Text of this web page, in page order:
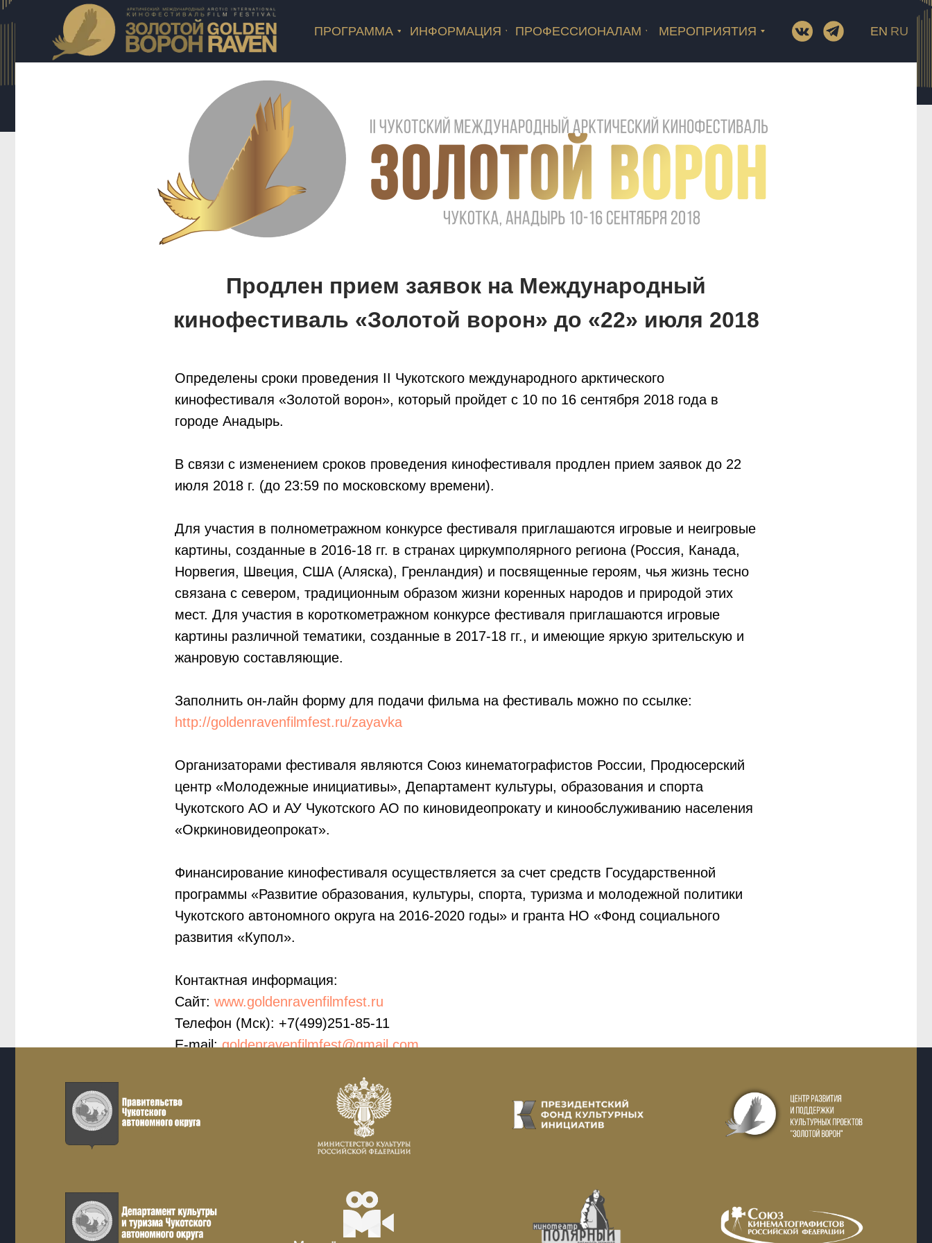
ПРОГРАММА ИНФОРМАЦИЯ ПРОФЕССИОНАЛАМ EN RU
МЕРОПРИЯТИЯ
Продлен прием заявок на Международный
кинофестиваль «Золотой ворон» до «22» июля 2018
Определены сроки проведения II Чукотского международного арктического
кинофестиваля «Золотой ворон», который пройдет с 10 по 16 сентября 2018 года в
городе Анадырь.
В связи с изменением сроков проведения кинофестиваля продлен прием заявок до 22
июля 2018 г. (до 23:59 по московскому времени).
Для участия в полнометражном конкурсе фестиваля приглашаются игровые и неигровые
картины, созданные в 2016-18 гг. в странах циркумполярного региона (Россия, Канада,
Норвегия, Швеция, США (Аляска), Гренландия) и посвященные героям, чья жизнь тесно
связана с севером, традиционным образом жизни коренных народов и природой этих
мест. Для участия в короткометражном конкурсе фестиваля приглашаются игровые
картины различной тематики, созданные в 2017-18 гг., и имеющие яркую зрительскую и
жанровую составляющие.
Заполнить он-лайн форму для подачи фильма на фестиваль можно по ссылке:
http://goldenravenfilmfest.ru/zayavka
Организаторами фестиваля являются Союз кинематографистов России, Продюсерский
центр «Молодежные инициативы», Департамент культуры, образования и спорта
Чукотского АО и АУ Чукотского АО по киновидеопрокату и кинообслуживанию населения
«Окркиновидеопрокат».
Финансирование кинофестиваля осуществляется за счет средств Государственной
программы «Развитие образования, культуры, спорта, туризма и молодежной политики
Чукотского автономного округа на 2016-2020 годы» и гранта НО «Фонд социального
развития «Купол».
Контактная информация:
Сайт: www.goldenravenfilmfest.ru
Телефон (Мск): +7(499)251-85-11
E-mail:goldenravenfilmfest@gmail.com